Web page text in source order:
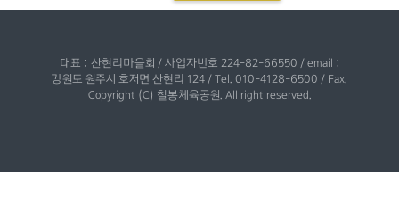
대표 : 산현리마을회 / 사업자번호 224-82-66550 / email :
강원도 원주시 호저면 산현리 124 / Tel. 010-4128-6500 / Fax.
Copyright (C) 칠봉체육공원. All right reserved.